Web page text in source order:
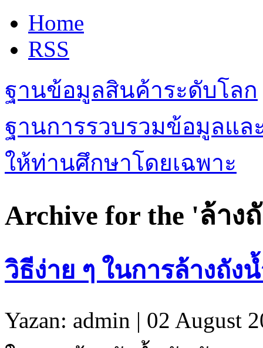
Home
RSS
ฐานข้อมูลสินค้าระดับโลก
ฐานการรวบรวมข้อมูลแล
ให้ท่านศึกษาโดยเฉพาะ
Archive for the 'ล้าง
วิธีง่าย ๆ ในการล้างถัง
Yazan: admin | 02 August